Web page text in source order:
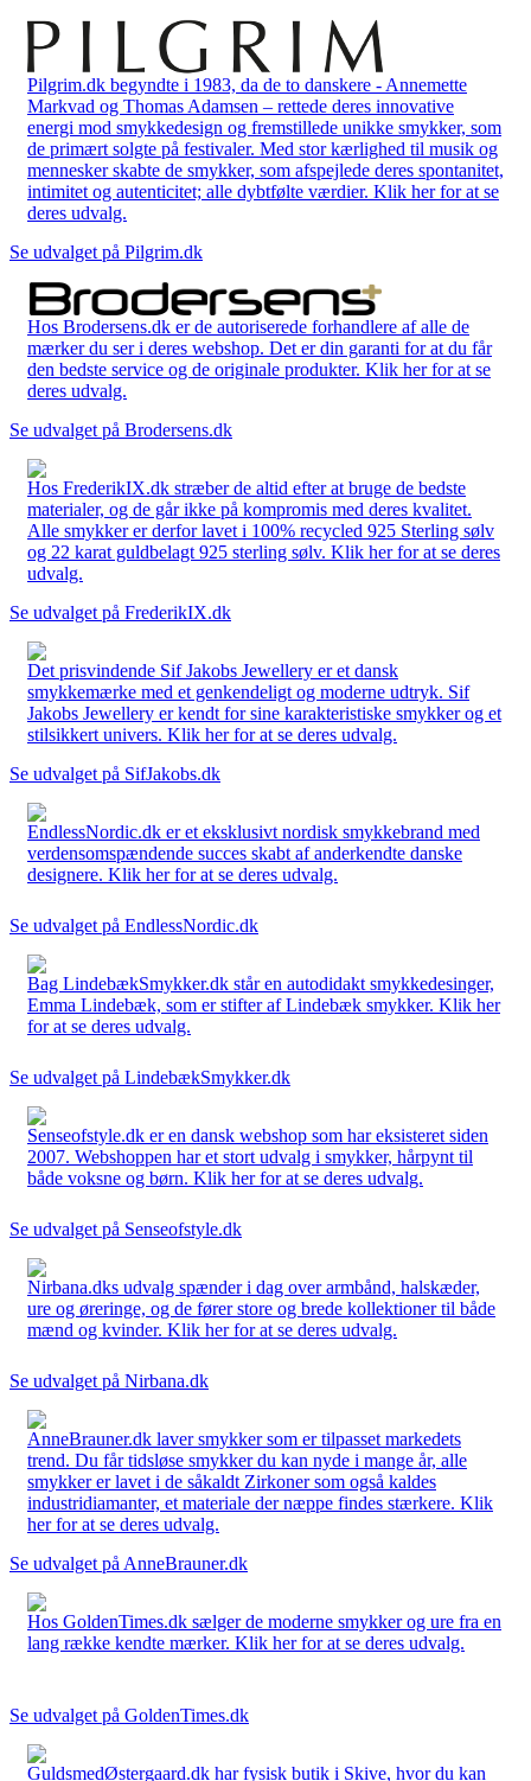
Pilgrim.dk begyndte i 1983, da de to danskere - Annemette
Markvad og Thomas Adamsen – rettede deres innovative
energi mod smykkedesign og fremstillede unikke smykker, som
de primært solgte på festivaler. Med stor kærlighed til musik og
mennesker skabte de smykker, som afspejlede deres spontanitet,
intimitet og autenticitet; alle dybtfølte værdier. Klik her for at se
deres udvalg.
Se udvalget på Pilgrim.dk
Hos Brodersens.dk er de autoriserede forhandlere af alle de
mærker du ser i deres webshop. Det er din garanti for at du får
den bedste service og de originale produkter. Klik her for at se
deres udvalg.
Se udvalget på Brodersens.dk
Hos FrederikIX.dk stræber de altid efter at bruge de bedste
materialer, og de går ikke på kompromis med deres kvalitet.
Alle smykker er derfor lavet i 100% recycled 925 Sterling sølv
og 22 karat guldbelagt 925 sterling sølv. Klik her for at se deres
udvalg.
Se udvalget på FrederikIX.dk
Det prisvindende Sif Jakobs Jewellery er et dansk
smykkemærke med et genkendeligt og moderne udtryk. Sif
Jakobs Jewellery er kendt for sine karakteristiske smykker og et
stilsikkert univers. Klik her for at se deres udvalg.
Se udvalget på SifJakobs.dk
EndlessNordic.dk er et eksklusivt nordisk smykkebrand med
verdensomspændende succes skabt af anderkendte danske
designere. Klik her for at se deres udvalg.
Se udvalget på EndlessNordic.dk
Bag LindebækSmykker.dk står en autodidakt smykkedesinger,
Emma Lindebæk, som er stifter af Lindebæk smykker. Klik her
for at se deres udvalg.
Se udvalget på LindebækSmykker.dk
Senseofstyle.dk er en dansk webshop som har eksisteret siden
2007. Webshoppen har et stort udvalg i smykker, hårpynt til
både voksne og børn. Klik her for at se deres udvalg.
Se udvalget på Senseofstyle.dk
Nirbana.dks udvalg spænder i dag over armbånd, halskæder,
ure og øreringe, og de fører store og brede kollektioner til både
mænd og kvinder. Klik her for at se deres udvalg.
Se udvalget på Nirbana.dk
AnneBrauner.dk laver smykker som er tilpasset markedets
trend. Du får tidsløse smykker du kan nyde i mange år, alle
smykker er lavet i de såkaldt Zirkoner som også kaldes
industridiamanter, et materiale der næppe findes stærkere. Klik
her for at se deres udvalg.
Se udvalget på AnneBrauner.dk
Hos GoldenTimes.dk sælger de moderne smykker og ure fra en
lang række kendte mærker. Klik her for at se deres udvalg.
Se udvalget på GoldenTimes.dk
GuldsmedØstergaard.dk har fysisk butik i Skive, hvor du kan